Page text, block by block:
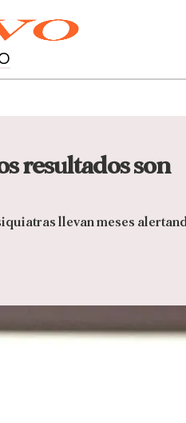
resultados son
llevan meses